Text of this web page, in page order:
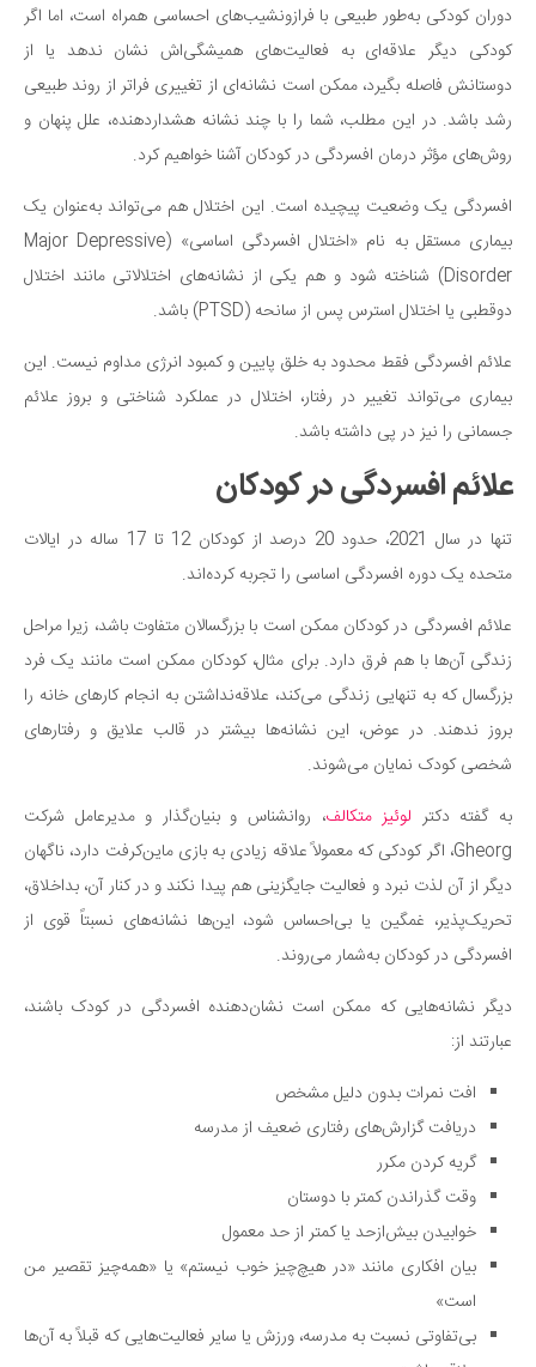
تغذیه سالم
بهداشت
بیماری و درمان
کودک و مادر
ورزش و تندرستی
روانشناسی
مراکز پزشکی و دارویی
فرهنگ و هنر
سینما و تئاتر
تلویزیون
موسیقی
چهره‌ها
عکاسی و هنرهای تجسمی
کتاب و کتاب‌خوانی
معماری
علمی
فناوری‌ها
نجوم و هوا فضا
زمین و محیط زیست
خودرو
سرگرمی
دانستنی‌ها
بازی
طنز
فال
مسابقه
اخبار
دوران کودکی به‌طور طبیعی با فرازونشیب‌های احساسی همراه است، اما اگر
کودکی دیگر علاقه‌ای به فعالیت‌های همیشگی‌اش نشان ندهد یا از
دوستانش فاصله بگیرد، ممکن است نشانه‌ای از تغییری فراتر از روند طبیعی
رشد باشد. در این مطلب، شما را با چند نشانه هشداردهنده، علل پنهان و
روش‌های مؤثر درمان افسردگی در کودکان آشنا خواهیم کرد.
افسردگی یک وضعیت پیچیده است. این اختلال هم می‌تواند به‌عنوان یک
بیماری مستقل به نام «اختلال افسردگی اساسی» (Major Depressive
Disorder) شناخته شود و هم یکی از نشانه‌های اختلالاتی مانند اختلال
دوقطبی یا اختلال استرس پس از سانحه (PTSD) باشد.
علائم افسردگی فقط محدود به خلق پایین و کمبود انرژی مداوم نیست. این
بیماری می‌تواند تغییر در رفتار، اختلال در عملکرد شناختی و بروز علائم
جسمانی را نیز در پی داشته باشد.
علائم افسردگی در کودکان
تنها در سال 2021، حدود 20 درصد از کودکان 12 تا 17 ساله در ایالات
متحده یک دوره افسردگی اساسی را تجربه کرده‌اند.
علائم افسردگی در کودکان ممکن است با بزرگسالان متفاوت باشد، زیرا مراحل
زندگی آن‌ها با هم فرق دارد. برای مثال، کودکان ممکن است مانند یک فرد
بزرگسال که به تنهایی زندگی می‌کند، علاقه‌نداشتن به انجام کارهای خانه را
بروز ندهند. در عوض، این نشانه‌ها بیشتر در قالب علایق و رفتارهای
شخصی کودک نمایان می‌شوند.
به گفته دکتر لوئیز متکالف، روانشناس و بنیان‌گذار و مدیرعامل شرکت
Gheorg، اگر کودکی که معمولاً علاقه زیادی به بازی ماین‌کرفت دارد، ناگهان
دیگر از آن لذت نبرد و فعالیت جایگزینی هم پیدا نکند و در کنار آن، بداخلاق،
تحریک‌پذیر، غمگین یا بی‌احساس شود، این‌ها نشانه‌های نسبتاً قوی‌ از
افسردگی در کودکان به‌شمار می‌روند.
دیگر نشانه‌هایی که ممکن است نشان‌دهنده افسردگی در کودک باشند،
عبارتند از:
افت نمرات بدون دلیل مشخص
دریافت گزارش‌های رفتاری ضعیف از مدرسه
گریه کردن مکرر
وقت گذراندن کمتر با دوستان
خوابیدن بیش‌از‌حد یا کمتر از حد معمول
بیان افکاری مانند «در هیچ‌چیز خوب نیستم» یا «همه‌چیز تقصیر من
است»
بی‌تفاوتی نسبت به مدرسه، ورزش یا سایر فعالیت‌هایی که قبلاً به آن‌ها